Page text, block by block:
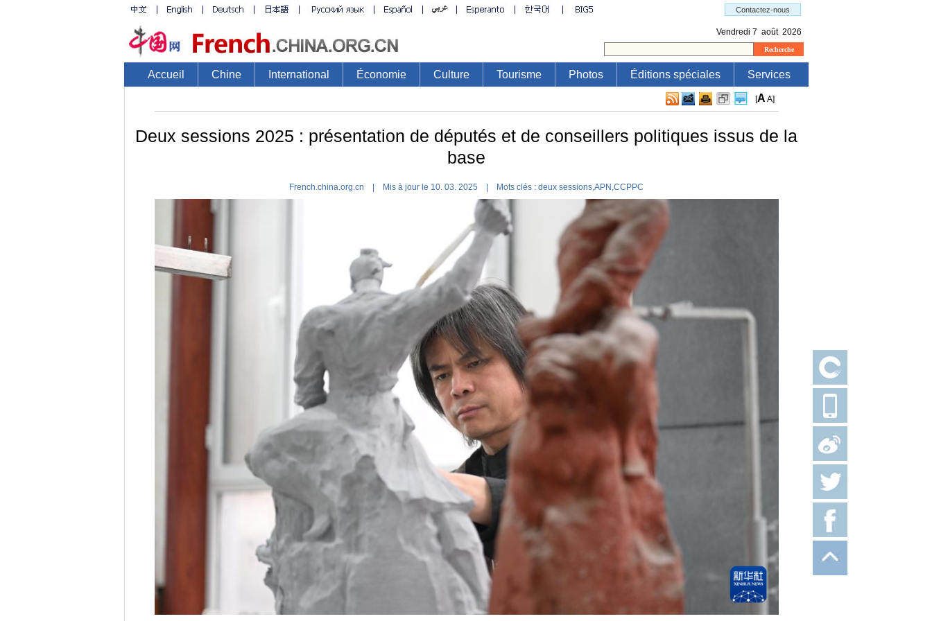
Accueil Chine International Économie Culture Tourisme Photos Éditions spéciales Services
[A A]
Deux sessions 2025 : présentation de députés et de conseillers politiques issus de la
base
French.china.org.cn | Mis à jour le 10. 03. 2025 | Mots clés : deux sessions,APN,CCPPC